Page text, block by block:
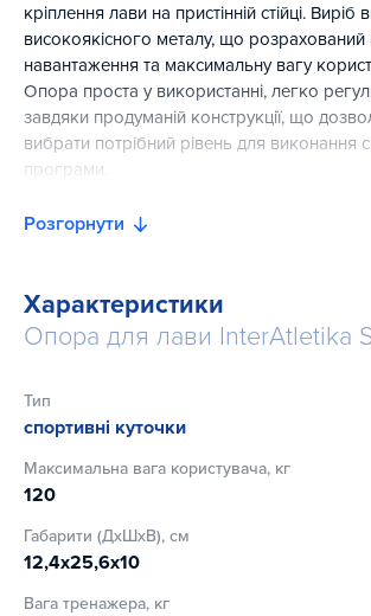
кріплення лави на пристінній стійці. Виріб
високоякісного металу, що розрахований
навантаження та максимальну вагу
Опора проста у використанні, легко
завдяки продуманій конструкції, що
вибрати потрібний рівень для виконання
програми.
Виріб кріпиться до настінної стійки за
найрізноманітніші вправи на ефективне
всього тіла.
Розгорнути
Характеристики
Опора для лави InterAtletika
Тип
спортивні куточки
Максимальна вага користувача, кг
120
Габарити (ДхШхВ), см
12,4х25,6х10
Вага тренажера, кг